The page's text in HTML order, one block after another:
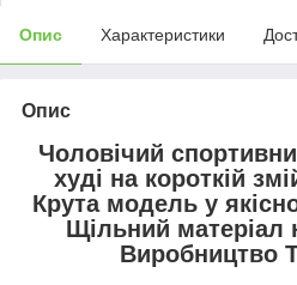
Опис Характеристики
Опис
Чоловічий
худі на короткій
Крута модель у
Щільний матеріал
Виробництво